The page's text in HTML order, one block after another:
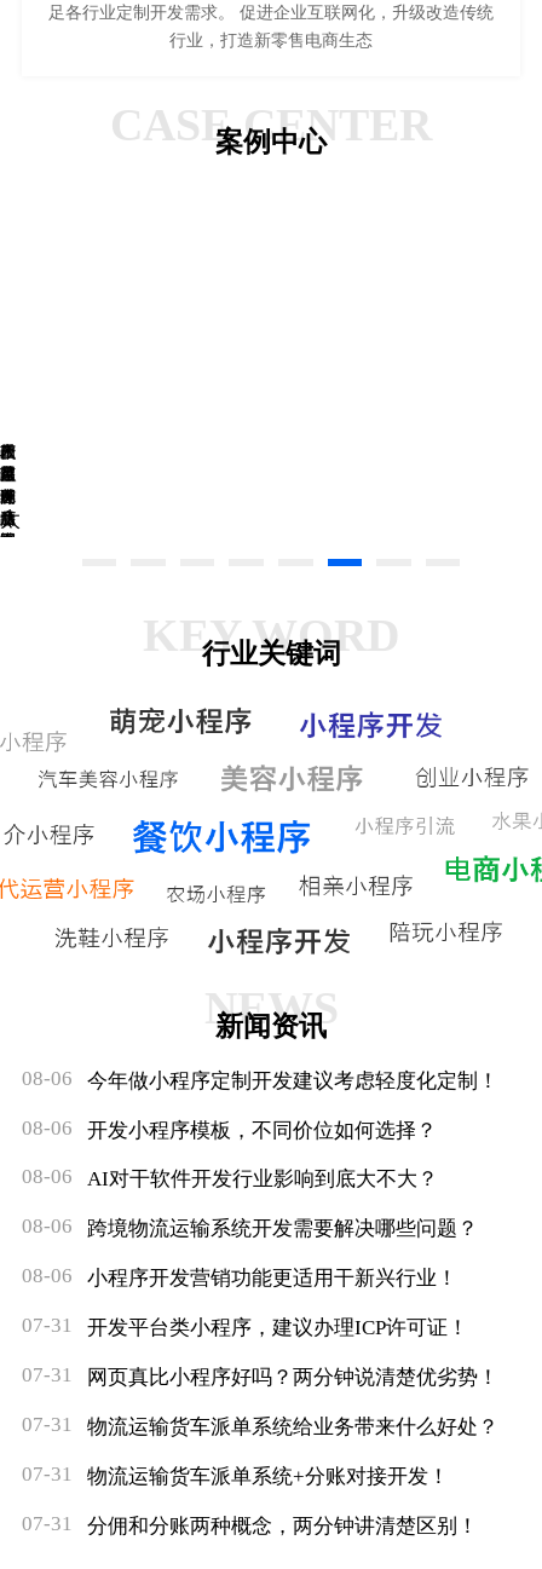
足各行业定制开发需求。 促进企业互联网化，升级改造传统
行业，打造新零售电商生态
CASE CENTER
案例中心
星
盟
美
食
网
四
月
春
膳
网
敦
煌
网
一
家
一
店
社
夜
星
球
太
产
品
溯
源
查
禾
苗
废
品
回
KEY WORD
行业关键词
NEWS
新闻资讯
08-06 今年做小程序定制开发建议考虑轻度化定制！
08-06 开发小程序模板，不同价位如何选择？
08-06 AI对干软件开发行业影响到底大不大？
08-06 跨境物流运输系统开发需要解决哪些问题？
08-06 小程序开发营销功能更适用干新兴行业！
07-31 开发平台类小程序，建议办理ICP许可证！
07-31 网页真比小程序好吗？两分钟说清楚优劣势！
07-31 物流运输货车派单系统给业务带来什么好处？
07-31 物流运输货车派单系统+分账对接开发！
07-31 分佣和分账两种概念，两分钟讲清楚区别！